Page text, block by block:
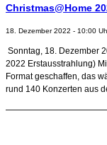
Christmas@Home
18. Dezember 2022 - 10:00
Sonntag, 18. Dezember
2022 Erstausstrahlung)
Format geschaffen, das
rund 140 Konzerten aus